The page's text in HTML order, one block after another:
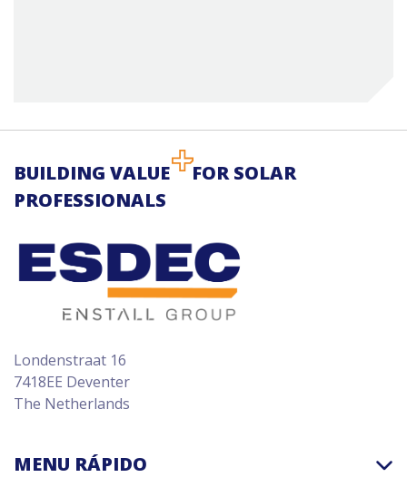
BUILDING VALUE
FOR SOLAR
PROFESSIONALS
Londenstraat 16
7418EE Deventer
The Netherlands
MENU RÁPIDO